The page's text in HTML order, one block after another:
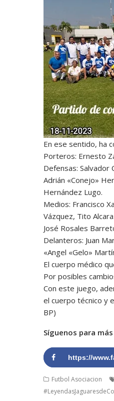
En ese sentido, ha
Porteros: Ernesto
Defensas: Salvador
Adrián «Conejo»
Hernández Lugo.
Medios: Francisco
Vázquez, Tito
José Rosales
Delanteros: Juan
«Angel «Gelo»
El cuerpo médico
Por posibles
Con este juego,
el cuerpo técnico y
BP)
Síguenos para
https://
Futbol Asociacion